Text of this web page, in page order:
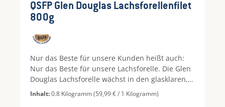
QSFP Glen Douglas Lachsforellenfilet
800g
Nur das Beste für unsere Kunden heißt auch:
Nur das Beste für unsere Lachsforelle. Die Glen
Douglas Lachsforelle wächst in den glasklaren,
eisigen Meerwasserlochs Schottlands auf. Dort
hat sie viel Platz, denn pro 100 Liter frischestem
Inhalt:0.8 Kilogramm(59,99 € / 1 Kilogramm)